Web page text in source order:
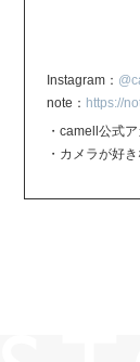
Instagram：
note： https://
・camell公式
・カメラが好